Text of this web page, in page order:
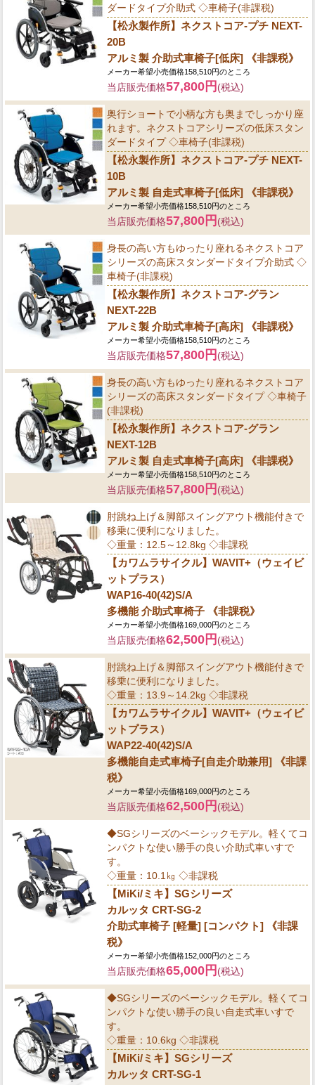
ダードタイプ介助式 ◇車椅子(非課税)
【松永製作所】ネクストコア-プチ NEXT-
20B
アルミ製 介助式車椅子[低床] 《非課税》
メーカー希望小売価格158,510円のところ
当店販売価格57,800円 (税込)
奥行ショートで小柄な方も奥までしっかり座
れます。ネクストコアシリーズの低床スタン
ダードタイプ ◇車椅子(非課税)
【松永製作所】ネクストコア-プチ NEXT-
10B
アルミ製 自走式車椅子[低床] 《非課税》
メーカー希望小売価格158,510円のところ
当店販売価格57,800円 (税込)
身長の高い方もゆったり座れるネクストコア
シリーズの高床スタンダードタイプ介助式 ◇
車椅子(非課税)
【松永製作所】ネクストコア-グラン
NEXT-22B
アルミ製 介助式車椅子[高床] 《非課税》
メーカー希望小売価格158,510円のところ
当店販売価格57,800円 (税込)
身長の高い方もゆったり座れるネクストコア
シリーズの高床スタンダードタイプ ◇車椅子
(非課税)
【松永製作所】ネクストコア-グラン
NEXT-12B
アルミ製 自走式車椅子[高床] 《非課税》
メーカー希望小売価格158,510円のところ
当店販売価格57,800円 (税込)
肘跳ね上げ＆脚部スイングアウト機能付きで
移乗に便利になりました。
◇重量：12.5～12.8kg ◇非課税
【カワムラサイクル】WAVIT+（ウェイビ
ットプラス）
WAP16-40(42)S/A
多機能 介助式車椅子 《非課税》
メーカー希望小売価格169,000円のところ
当店販売価格62,500円 (税込)
肘跳ね上げ＆脚部スイングアウト機能付きで
移乗に便利になりました。
◇重量：13.9～14.2kg ◇非課税
【カワムラサイクル】WAVIT+（ウェイビ
ットプラス）
WAP22-40(42)S/A
多機能自走式車椅子[自走介助兼用] 《非課
税》
メーカー希望小売価格169,000円のところ
当店販売価格62,500円 (税込)
◆SGシリーズのベーシックモデル。軽くてコ
ンパクトな使い勝手の良い介助式車いすで
す。
◇重量：10.1㎏ ◇非課税
【MiKi/ミキ】SGシリーズ
カルッタ CRT-SG-2
介助式車椅子 [軽量] [コンパクト] 《非課
税》
メーカー希望小売価格152,000円のところ
当店販売価格65,000円 (税込)
◆SGシリーズのベーシックモデル。軽くてコ
ンパクトな使い勝手の良い自走式車いすで
す。
◇重量：10.6kg ◇非課税
【MiKi/ミキ】SGシリーズ
カルッタ CRT-SG-1